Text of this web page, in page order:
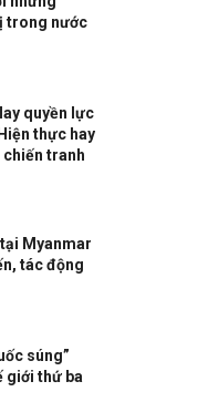
trong nước
quyền lực
thực hay
chiến tranh
Myanmar
tác động
súng”
giới thứ ba